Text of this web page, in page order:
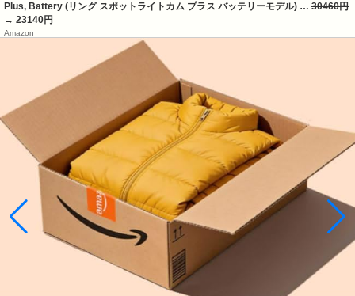
Plus, Battery (リング スポットライトカム プラス バッテリーモデル) … 30460円
→ 23140円
Amazon